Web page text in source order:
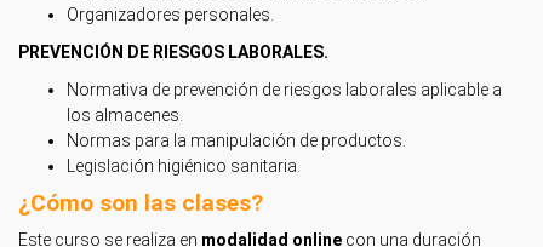
Organizadores personales.
PREVENCIÓN DE RIESGOS LABORALES.
Normativa de prevención de riesgos laborales aplicable a
los almacenes.
Normas para la manipulación de productos.
Legislación higiénico sanitaria.
¿Cómo son las clases?
Este curso se realiza en modalidad online con una duración